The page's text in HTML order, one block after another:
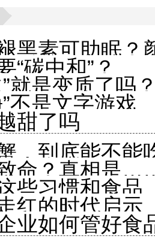
黑素可助眠？
“碳中和”？
就是变质了吗
不是文字游戏
甜了吗
，到底能不
命？真相是
些习惯和食品
红的时代启示
业如何管好食